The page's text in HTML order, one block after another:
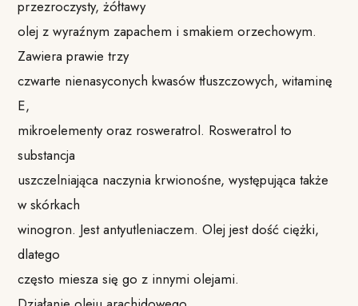
przezroczysty, żółtawy
olej z wyraźnym zapachem i smakiem orzechowym.
Zawiera prawie trzy
czwarte nienasyconych kwasów tłuszczowych, witaminę
E,
mikroelementy oraz rosweratrol. Rosweratrol to
substancja
uszczelniająca naczynia krwionośne, występująca także
w skórkach
winogron. Jest antyutleniaczem. Olej jest dość ciężki,
dlatego
często miesza się go z innymi olejami.